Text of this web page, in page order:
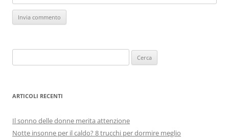
per:
ARTICOLI RECENTI
Il sonno delle donne merita attenzione
Notte insonne per il caldo? 8 trucchi per dormire meglio